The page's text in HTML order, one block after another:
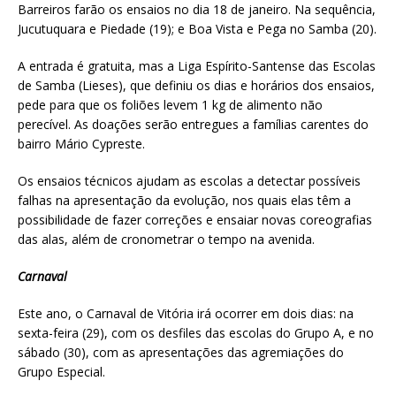
Barreiros farão os ensaios no dia 18 de janeiro. Na sequência,
Jucutuquara e Piedade (19); e Boa Vista e Pega no Samba (20).
A entrada é gratuita, mas a Liga Espírito-Santense das Escolas
de Samba (Lieses), que definiu os dias e horários dos ensaios,
pede para que os foliões levem 1 kg de alimento não
perecível. As doações serão entregues a famílias carentes do
bairro Mário Cypreste.
Os ensaios técnicos ajudam as escolas a detectar possíveis
falhas na apresentação da evolução, nos quais elas têm a
possibilidade de fazer correções e ensaiar novas coreografias
das alas, além de cronometrar o tempo na avenida.
Carnaval
Este ano, o Carnaval de Vitória irá ocorrer em dois dias: na
sexta-feira (29), com os desfiles das escolas do Grupo A, e no
sábado (30), com as apresentações das agremiações do
Grupo Especial.